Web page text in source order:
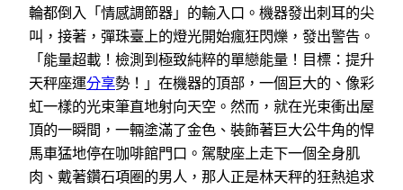
輪都倒入「情感調節器」的輸入口。機器發出刺耳的尖
叫，接著，彈珠臺上的燈光開始瘋狂閃爍，發出警告。
「能量超載！檢測到極致純粹的單戀能量！目標：提升
天秤座運分享勢！」在機器的頂部，一個巨大的、像彩
虹一樣的光束筆直地射向天空。然而，就在光束衝出屋
頂的一瞬間，一輛塗滿了金色、裝飾著巨大公牛角的悍
馬車猛地停在咖啡館門口。駕駛座上走下一個全身肌
肉、戴著鑽石項圈的男人，那人正是林天秤的狂熱追求